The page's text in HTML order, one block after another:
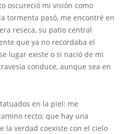
oscureció mi visión como
tormenta pasó, me encontré en
reseca, su patio central
que ya no recordaba el
lugar existe o si nació de mi
conduce, aunque sea en
en la piel: me
recto; que hay una
la verdad coexiste con el cielo